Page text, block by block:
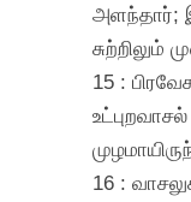
அளந்தார்;
சுற்றிலும்
15 :
16 :